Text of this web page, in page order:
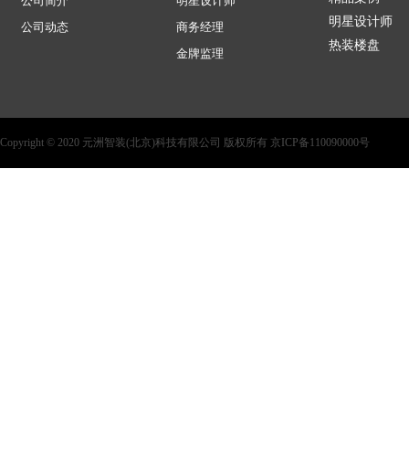
公司动态
商务经理
金牌监理
明星设计师
热装楼盘
Copyright © 2020 元洲智装(北京)科技有限公司 版权所有 京ICP备110090000号